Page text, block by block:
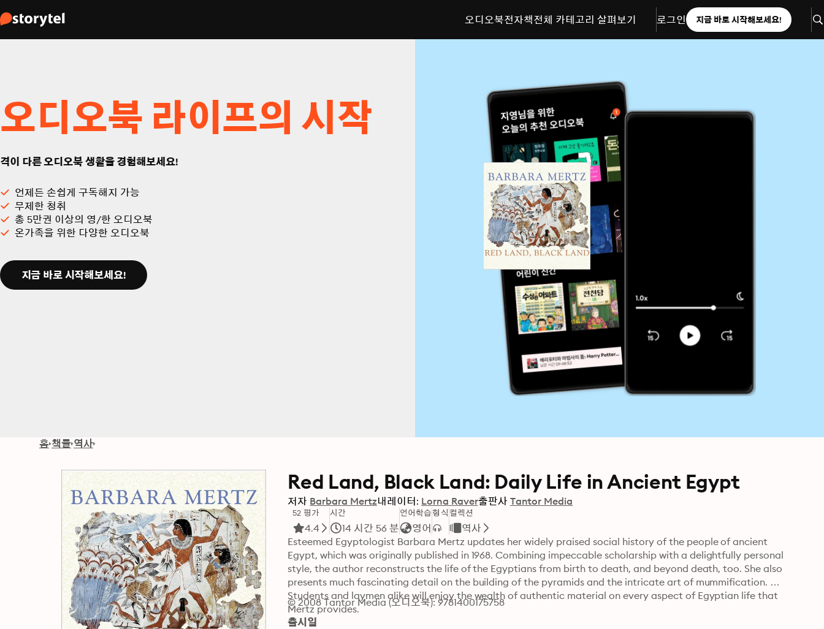
오디오북전자책전체 카테고리 살펴보기 로그인 지금 바로 시작해보세요!
오디오북 라이프의 시작
격이 다른 오디오북 생활을 경험해보세요!
언제든 손쉽게 구독해지 가능
무제한 청취
총 5만권 이상의 영/한 오디오북
온가족을 위한 다양한 오디오북
지금 바로 시작해보세요!
홈 책들 역사
Red Land, Black Land: Daily Life in Ancient Egypt
저자 Barbara Mertz내레이터: Lorna Raver출판사 Tantor Media
52 평가
4.4
시간
14 시간 56 분
언어학습
영어
형식 컬렉션
역사
Esteemed Egyptologist Barbara Mertz updates her widely praised social history of the people of ancient
Egypt, which was originally published in 1968. Combining impeccable scholarship with a delightfully personal
style, the author reconstructs the life of the Egyptians from birth to death, and beyond death, too. She also
presents much fascinating detail on the building of the pyramids and the intricate art of mummification.
Students and laymen alike will enjoy the wealth of authentic material on every aspect of Egyptian life that
Mertz provides.
© 2008 Tantor Media (오디오북): 9781400175758
출시일